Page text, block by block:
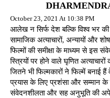
October 23, 2021 At 10:38 PM
आलेख न सिर्फ देश बल्कि विश्व भर की
सामाजिक अत्याचारों, अन्यायों और
फिल्मों की समीक्षा के माध्यम से इस
स्त्रियों पर होने वाले घृणित
जितने भी फिल्मकारों ने फिल्में बनाई
प्रयास के लिए प्रशंसा और सम्मान के
संवेदनशीलता और सह अनुभूति की